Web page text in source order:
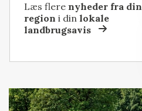
Læs flere nyheder fra din
region i dinlokale
landbrugsavis